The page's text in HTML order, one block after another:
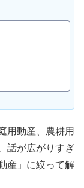
用動産、農耕用
話が広がりすぎ
産」に絞って解